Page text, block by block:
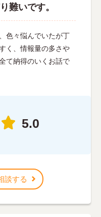
難いです。
色々悩んでいたが丁
く、情報量の多さや
て納得のいくお話で
5.0
談する